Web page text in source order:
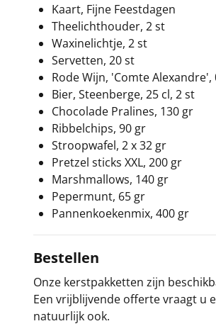
Kaart, Fijne Feestdagen
Theelichthouder, 2 st
Waxinelichtje, 2 st
Servetten, 20 st
Rode Wijn, 'Comte Alexandre',
Bier, Steenberge, 25 cl, 2 st
Chocolade Pralines, 130 gr
Ribbelchips, 90 gr
Stroopwafel, 2 x 32 gr
Pretzel sticks XXL, 200 gr
Marshmallows, 140 gr
Pepermunt, 65 gr
Pannenkoekenmix, 400 gr
Bestellen
Onze kerstpakketten zijn
Een vrijblijvende offerte vraagt u
natuurlijk ook.